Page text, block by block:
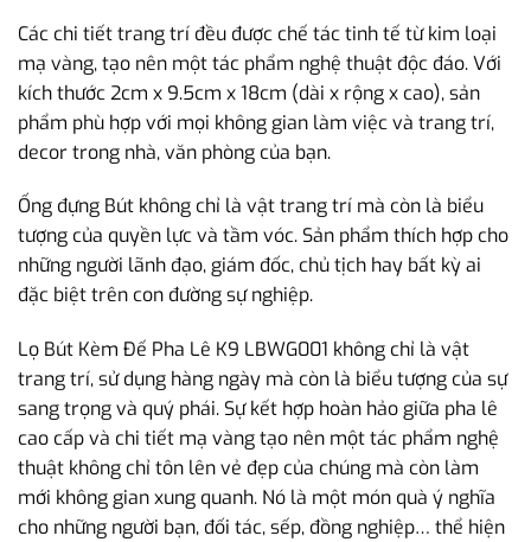
Các chi tiết trang trí đều được chế tác tinh tế từ kim loại
mạ vàng, tạo nên một tác phẩm nghệ thuật độc đáo. Với
kích thước 2cm x 9.5cm x 18cm (dài x rộng x cao), sản
phẩm phù hợp với mọi không gian làm việc và trang trí,
decor trong nhà, văn phòng của bạn.
Ống đựng Bút không chỉ là vật trang trí mà còn là biểu
tượng của quyền lực và tầm vóc. Sản phẩm thích hợp cho
những người lãnh đạo, giám đốc, chủ tịch hay bất kỳ ai
đặc biệt trên con đường sự nghiệp.
Lọ Bút Kèm Đế Pha Lê K9 LBWG001 không chỉ là vật
trang trí, sử dụng hàng ngày mà còn là biểu tượng của sự
sang trọng và quý phái. Sự kết hợp hoàn hảo giữa pha lê
cao cấp và chi tiết mạ vàng tạo nên một tác phẩm nghệ
thuật không chỉ tôn lên vẻ đẹp của chúng mà còn làm
mới không gian xung quanh. Nó là một món quà ý nghĩa
cho những người bạn, đối tác, sếp, đồng nghiệp… thể hiện